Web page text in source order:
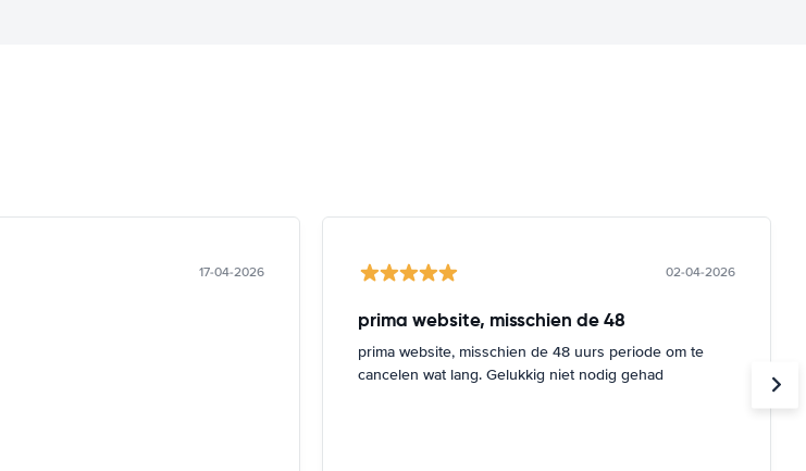
17-04-2026 02-04-2026
prima website, misschien de 48
prima website, misschien de 48 uurs periode om te
cancelen wat lang. Gelukkig niet nodig gehad